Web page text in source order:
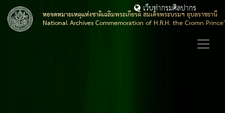
หอจดหมายเหตุแห่งชาติเฉลิมพระเกียรติ สมเด็จพระบรมฯ อุบลราชธานี
National Archives Commemoration of H.R.H. the Cromn
เว็บท่ากรมศิลปากร